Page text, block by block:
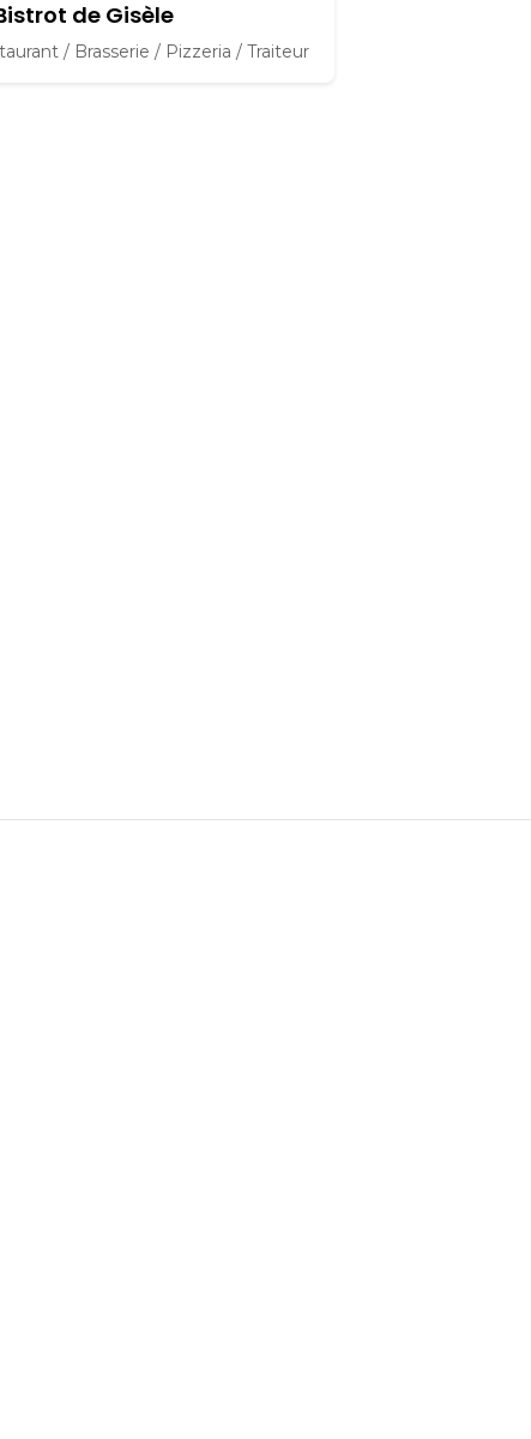
Personnalisez vos préférences pour contrôler la manière dont
de Gisèle
/ Brasserie / Pizzeria / Traiteur